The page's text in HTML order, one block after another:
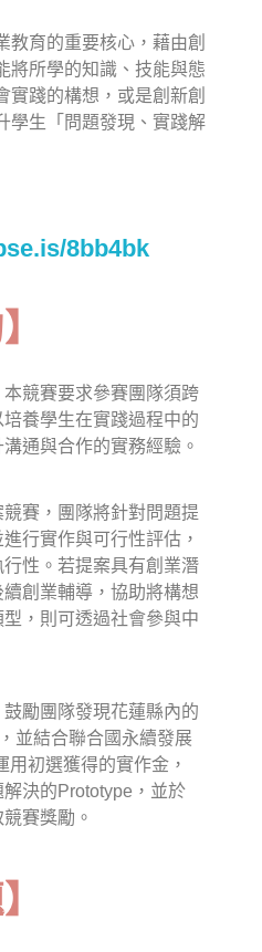
教育的重要核心，藉由創
將所學的知識、技能與態
實踐的構想，或是創新創
學生「問題發現、實踐解
8bb4bk
競賽要求參賽團隊須跨
養學生在實踐過程中的
通與合作的實務經驗。
賽，團隊將針對問題提
行實作與可行性評估，
性。若提案具有創業潛
創業輔導，協助將構想
，則可透過社會參與中
勵團隊發現花蓮縣內的
並結合聯合國永續發展
用初選獲得的實作金，
決的Prototype，並於
賽獎勵。